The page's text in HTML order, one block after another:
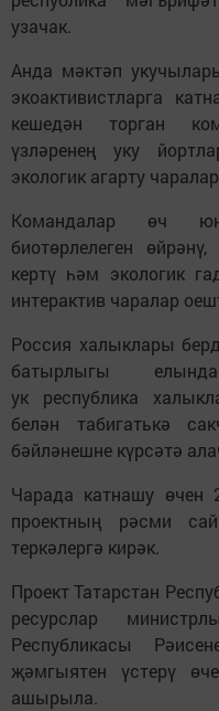
узачак.
Анда мәктәп
экоактивистларга
кешедән торган
үзләренең уку
экологик агарту
Командалар өч
биотөрлелеген
кертү һәм экологик
интерактив чаралар
Россия халыклары
батырлыгы
ук республика
белән табигатькә
бәйләнешне күрсәтә
Чарада катнашу
проектның рәсми
теркәлергә кирәк.
Проект Татарстан
ресурслар
Республикасы
җәмгыятен үстерү
ашырыла.